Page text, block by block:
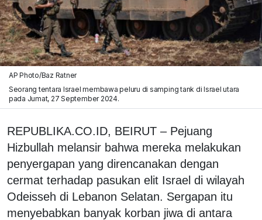
AP Photo/Baz Ratner
Seorang tentara Israel membawa peluru di samping tank di Israel utara
pada Jumat, 27 September 2024.
REPUBLIKA.CO.ID, BEIRUT – Pejuang
Hizbullah melansir bahwa mereka melakukan
penyergapan yang direncanakan dengan
cermat terhadap pasukan elit Israel di wilayah
Odeisseh di Lebanon Selatan. Sergapan itu
menyebabkan banyak korban jiwa di antara